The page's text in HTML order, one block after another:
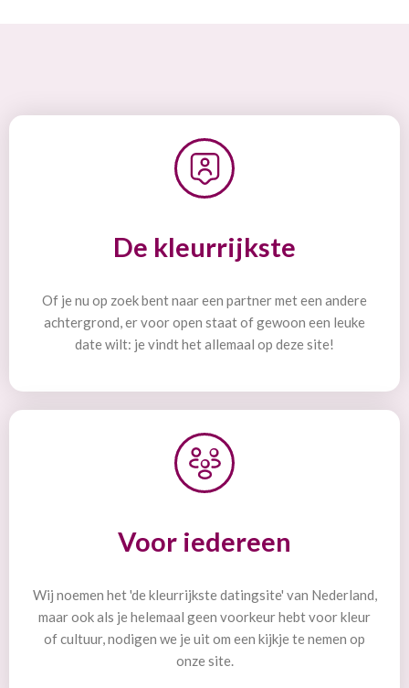
De kleurrijkste
Of je nu op zoek bent naar een partner met een andere
achtergrond, er voor open staat of gewoon een leuke
date wilt: je vindt het allemaal op deze site!
Voor iedereen
Wij noemen het 'de kleurrijkste datingsite' van Nederland,
maar ook als je helemaal geen voorkeur hebt voor kleur
of cultuur, nodigen we je uit om een kijkje te nemen op
onze site.